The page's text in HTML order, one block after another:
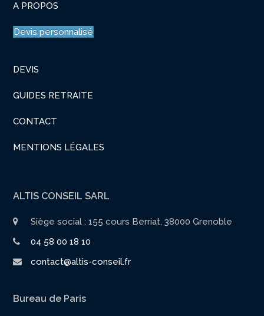
A PROPOS
Devis personnalisé
DEVIS
GUIDES RETRAITE
CONTACT
MENTIONS LÉGALES
ALTIS CONSEIL SARL
Siège social : 155 cours Berriat, 38000 Grenoble
04 58 00 18 10
contact@altis-conseil.fr
Bureau de Paris